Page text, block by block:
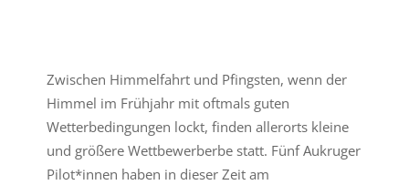
Zwischen Himmelfahrt und Pfingsten, wenn der
Himmel im Frühjahr mit oftmals guten
Wetterbedingungen lockt, finden allerorts kleine
und größere Wettbewerberbe statt. Fünf Aukruger
Pilot*innen haben in dieser Zeit am